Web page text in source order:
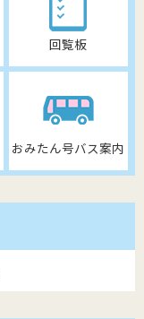
回覧板
おみたん号バス案内